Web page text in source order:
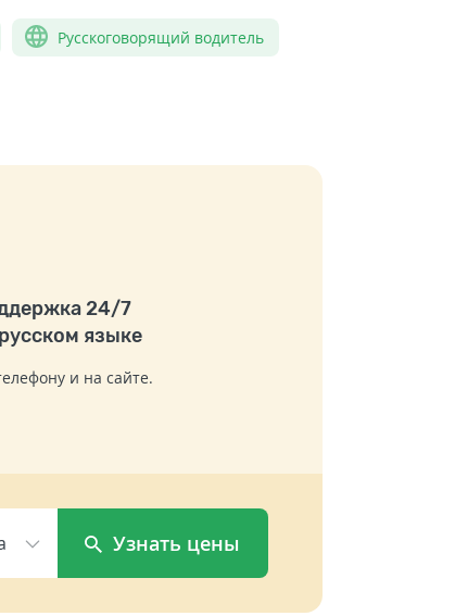
Русскоговорящий водитель
24/7
языке
и на сайте.
Узнать цены